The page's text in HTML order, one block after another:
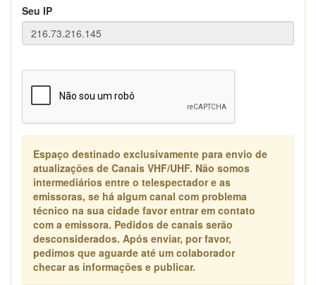
Seu IP
Espaço destinado exclusivamente para envio de
atualizações de Canais VHF/UHF. Não somos
intermediários entre o telespectador e as
emissoras, se há algum canal com problema
técnico na sua cidade favor entrar em contato
com a emissora. Pedidos de canais serão
desconsiderados. Após enviar, por favor,
pedimos que aguarde até um colaborador
checar as informações e publicar.